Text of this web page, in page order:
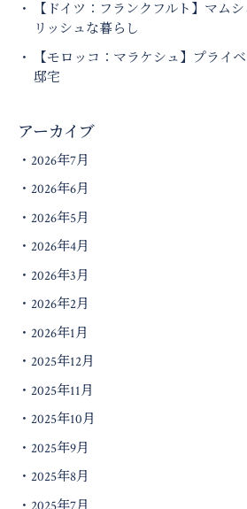
【ドイツ：フランクフルト】マム
リッシュな暮らし
【モロッコ：マラケシュ】プライ
邸宅
アーカイブ
2026年7月
2026年6月
2026年5月
2026年4月
2026年3月
2026年2月
2026年1月
2025年12月
2025年11月
2025年10月
2025年9月
2025年8月